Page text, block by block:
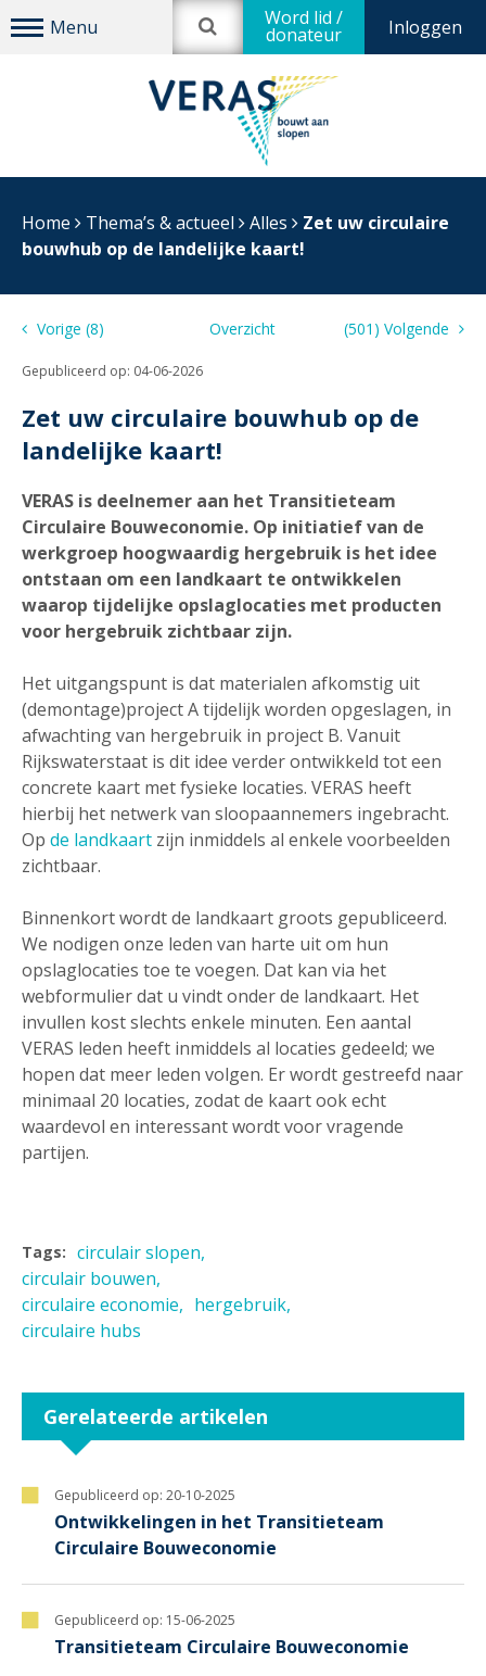
Inloggen
Word lid /
donateur
Home Thema’s & actueel Alles
Zet uw circulaire
bouwhub op de landelijke kaart!
Vorige (8) Overzicht (501) Volgende
Gepubliceerd op: 04-06-2026
Zet uw circulaire bouwhub op de
landelijke kaart!
VERAS is deelnemer aan het Transitieteam
Circulaire Bouweconomie. Op initiatief van de
werkgroep hoogwaardig hergebruik is het idee
ontstaan om een landkaart te ontwikkelen
waarop tijdelijke opslaglocaties met producten
voor hergebruik zichtbaar zijn.
Het uitgangspunt is dat materialen afkomstig uit
(demontage)project A tijdelijk worden opgeslagen, in
afwachting van hergebruik in project B. Vanuit
Rijkswaterstaat is dit idee verder ontwikkeld tot een
concrete kaart met fysieke locaties. VERAS heeft
hierbij het netwerk van sloopaannemers ingebracht.
Op de landkaart zijn inmiddels al enkele voorbeelden
zichtbaar.
Binnenkort wordt de landkaart groots gepubliceerd.
We nodigen onze leden van harte uit om hun
opslaglocaties toe te voegen. Dat kan via het
webformulier dat u vindt onder de landkaart. Het
invullen kost slechts enkele minuten. Een aantal
VERAS leden heeft inmiddels al locaties gedeeld; we
hopen dat meer leden volgen. Er wordt gestreefd naar
minimaal 20 locaties, zodat de kaart ook echt
waardevol en interessant wordt voor vragende
partijen.
Tags: circulair slopen
circulair bouwen
circulaire economie
hergebruik
circulaire hubs
Gerelateerde artikelen
Gepubliceerd op: 20-10-2025
Ontwikkelingen in het Transitieteam
Circulaire Bouweconomie
Gepubliceerd op: 15-06-2025
Transitieteam Circulaire Bouweconomie